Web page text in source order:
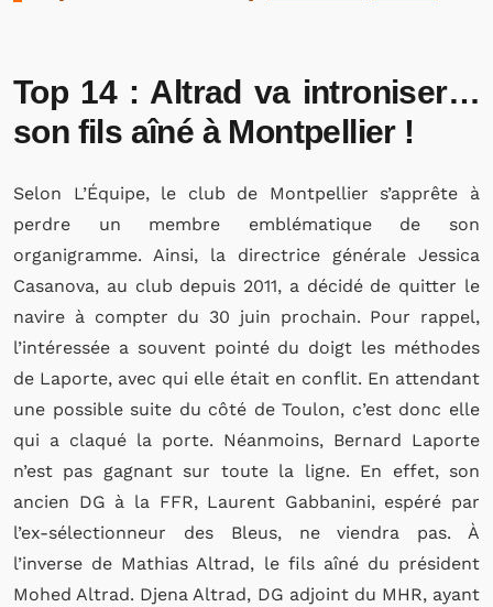
Top 14 : Altrad va introniser…
son fils aîné à Montpellier !
Selon L’Équipe, le club de Montpellier s’apprête à
perdre un membre emblématique de son
organigramme. Ainsi, la directrice générale Jessica
Casanova, au club depuis 2011, a décidé de quitter le
navire à compter du 30 juin prochain. Pour rappel,
l’intéressée a souvent pointé du doigt les méthodes
de Laporte, avec qui elle était en conflit. En attendant
une possible suite du côté de Toulon, c’est donc elle
qui a claqué la porte. Néanmoins, Bernard Laporte
n’est pas gagnant sur toute la ligne. En effet, son
ancien DG à la FFR, Laurent Gabbanini, espéré par
l’ex-sélectionneur des Bleus, ne viendra pas. À
l’inverse de Mathias Altrad, le fils aîné du président
Mohed Altrad. Djena Altrad, DG adjoint du MHR, ayant